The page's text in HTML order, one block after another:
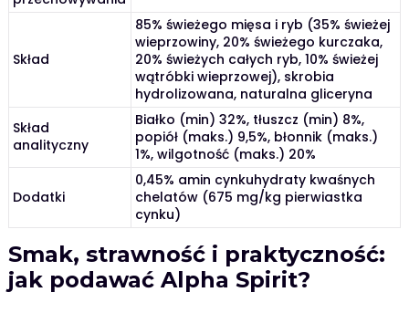
Skład
85% świeżego mięsa i ryb (35% świeżej
wieprzowiny, 20% świeżego kurczaka,
20% świeżych całych ryb, 10% świeżej
wątróbki wieprzowej), skrobia
hydrolizowana, naturalna gliceryna
Skład
analityczny
Białko (min) 32%, tłuszcz (min) 8%,
popiół (maks.) 9,5%, błonnik (maks.)
1%, wilgotność (maks.) 20%
Dodatki
0,45% amin cynkuhydraty kwaśnych
chelatów (675 mg/kg pierwiastka
cynku)
Smak, strawność i praktyczność:
jak podawać Alpha Spirit?